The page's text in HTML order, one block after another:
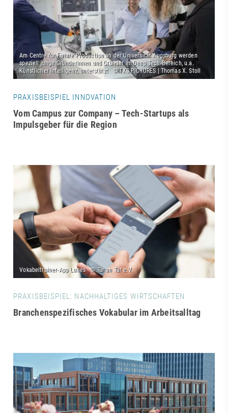
PRAXISBEISPIEL INNOVATION
Vom Campus zur Company – Tech-Startups als
Impulsgeber für die Region
PRAXISBEISPIEL: NACHHALTIGES WIRTSCHAFTEN
Branchenspezifisches Vokabular im Arbeitsalltag